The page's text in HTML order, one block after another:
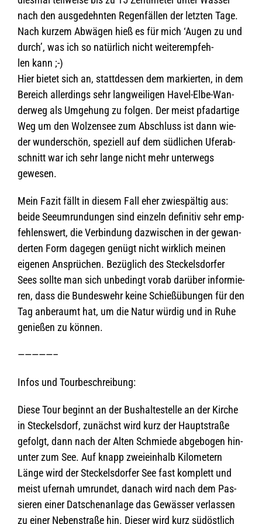
nach den aus­ge­dehn­ten Regen­fäl­len der letz­ten Tage.
Nach kur­zem Abwä­gen hieß es für mich ‘Augen zu und
durch’, was ich so natür­lich nicht wei­ter­emp­feh­
len kann ;-)
Hier bie­tet sich an, statt­des­sen dem mar­kier­ten, in dem
Bereich aller­dings sehr lang­wei­li­gen Havel-Elbe-Wan­
der­weg als Umge­hung zu fol­gen. Der meist pfad­ar­tige
Weg um den Wol­zen­see zum Abschluss ist dann wie­
der wun­der­schön, spe­zi­ell auf dem süd­li­chen Ufer­ab­
schnitt war ich sehr lange nicht mehr unter­wegs
gewesen.
Mein Fazit fällt in die­sem Fall eher zwie­späl­tig aus:
beide See­um­run­dun­gen sind ein­zeln defi­ni­tiv sehr emp­
feh­lens­wert, die Ver­bin­dung dazwi­schen in der gewan­
der­ten Form dage­gen genügt nicht wirk­lich mei­nen
eige­nen Ansprü­chen. Bezüg­lich des Ste­ckels­dor­fer
Sees sollte man sich unbe­dingt vorab dar­über infor­mie­
ren, dass die Bun­des­wehr keine Schieß­übun­gen für den
Tag anbe­raumt hat, um die Natur wür­dig und in Ruhe
genie­ßen zu können.
—————–
Infos und Tourbeschreibung:
Diese Tour beginnt an der Bus­hal­te­stelle an der Kir­che
in Ste­ckels­dorf, zunächst wird kurz der Haupt­straße
gefolgt, dann nach der Alten Schmiede abge­bo­gen hin­
un­ter zum See. Auf knapp zwei­ein­halb Kilo­me­tern
Länge wird der Ste­ckels­dor­fer See fast kom­plett und
meist ufer­nah umrun­det, danach wird nach dem Pas­
sie­ren einer Dat­schen­an­lage das Gewäs­ser ver­las­sen
zu einer Neben­straße hin. Die­ser wird kurz süd­öst­lich